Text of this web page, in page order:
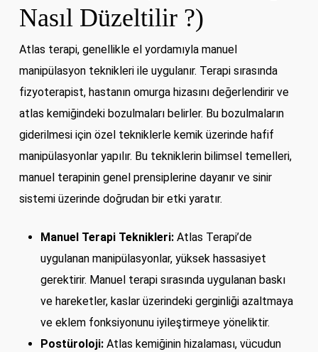
Nasıl Düzeltilir ?)
Atlas terapi, genellikle el yordamıyla manuel
manipülasyon teknikleri ile uygulanır. Terapi sırasında
fizyoterapist, hastanın omurga hizasını değerlendirir ve
atlas kemiğindeki bozulmaları belirler. Bu bozulmaların
giderilmesi için özel tekniklerle kemik üzerinde hafif
manipülasyonlar yapılır. Bu tekniklerin bilimsel temelleri,
manuel terapinin genel prensiplerine dayanır ve sinir
sistemi üzerinde doğrudan bir etki yaratır.
Manuel Terapi Teknikleri:Atlas Terapi’de
uygulanan manipülasyonlar, yüksek hassasiyet
gerektirir. Manuel terapi sırasında uygulanan baskı
ve hareketler, kaslar üzerindeki gerginliği azaltmaya
ve eklem fonksiyonunu iyileştirmeye yöneliktir.
Postüroloji:Atlas kemiğinin hizalaması, vücudun